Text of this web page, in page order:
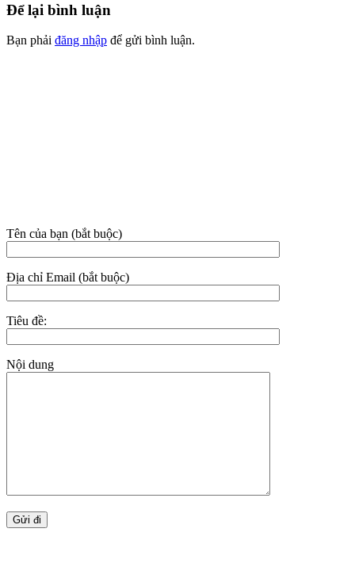
Để lại bình luận
Bạn phải đăng nhập để gửi bình luận.
Tên của bạn (bắt buộc)
Địa chỉ Email (bắt buộc)
Tiêu đề:
Nội dung